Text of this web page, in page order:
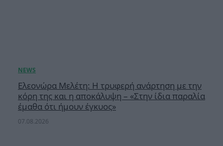
Ελεονώρα Μελέτη: Η τρυφερή ανάρτηση με την
κόρη της και η αποκάλυψη – «Στην ίδια παραλία
έμαθα ότι ήμουν έγκυος»
07.08.2026